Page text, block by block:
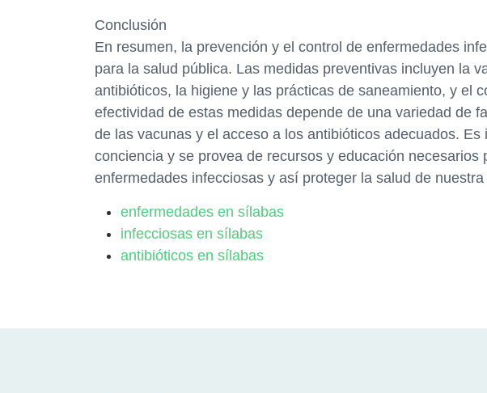
Conclusión
En resumen, la prevención y el control de enfermedades
para la salud pública. Las medidas preventivas incluyen la
antibióticos, la higiene y las prácticas de saneamiento, y el
efectividad de estas medidas depende de una variedad de
de las vacunas y el acceso a los antibióticos adecuados.
conciencia y se provea de recursos y educación necesarios
enfermedades infecciosas y así proteger la salud de
enfermedades en sílabas
infecciosas en sílabas
antibióticos en sílabas